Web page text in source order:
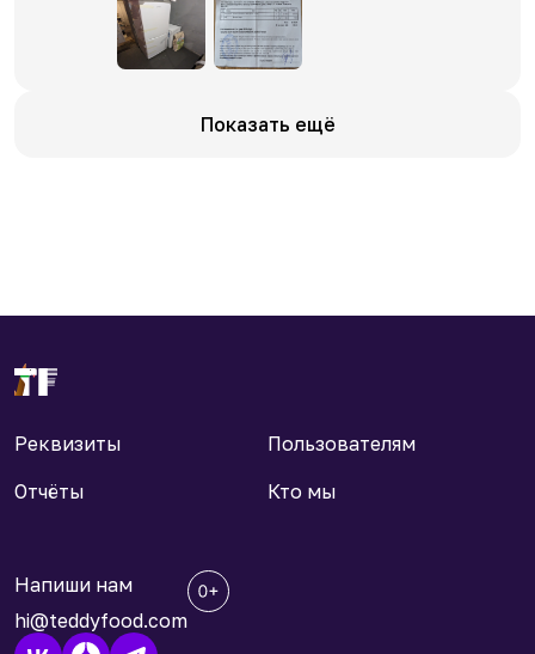
Показать ещё
Реквизиты
Пользователям
Отчёты
Кто мы
Напиши нам
hi@teddyfood.com